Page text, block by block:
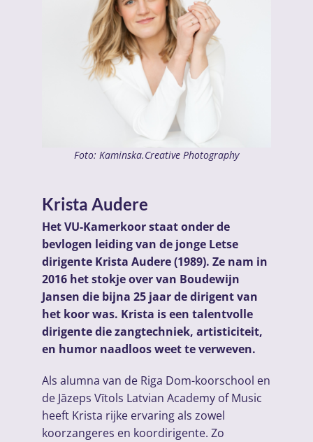
Foto: Kaminska.Creative Photography
Krista Audere
Het VU-Kamerkoor staat onder de
bevlogen leiding van de jonge Letse
dirigente Krista Audere (1989). Ze nam in
2016 het stokje over van Boudewijn
Jansen die bijna 25 jaar de dirigent van
het koor was. Krista is een talentvolle
dirigente die zangtechniek, artisticiteit,
en humor naadloos weet te verweven.
Als alumna van de Riga Dom-koorschool en
de Jāzeps Vītols Latvian Academy of Music
heeft Krista rijke ervaring als zowel
koorzangeres en koordirigente. Zo